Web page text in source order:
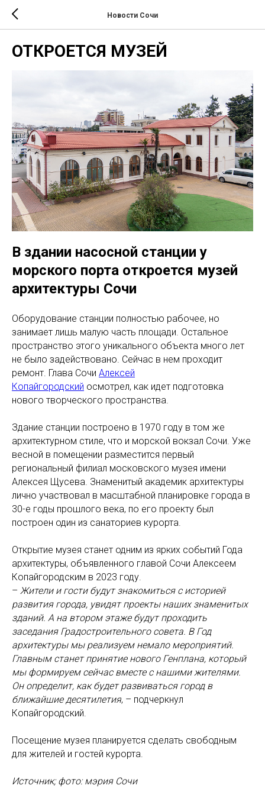
Новости Сочи
ОТКРОЕТСЯ МУЗЕЙ
В здании насосной станции у
морского порта откроется музей
архитектуры Сочи
Оборудование станции полностью рабочее, но
занимает лишь малую часть площади. Остальное
пространство этого уникального объекта много лет
не было задействовано. Сейчас в нем проходит
ремонт. Глава Сочи Алексей
Копайгородский осмотрел, как идет подготовка
нового творческого пространства.
Здание станции построено в 1970 году в том же
архитектурном стиле, что и морской вокзал Сочи. Уже
весной в помещении разместится первый
региональный филиал московского музея имени
Алексея Щусева. Знаменитый академик архитектуры
лично участвовал в масштабной планировке города в
30-е годы прошлого века, по его проекту был
построен один из санаториев курорта.
Открытие музея станет одним из ярких событий Года
архитектуры, объявленного главой Сочи Алексеем
Копайгородским в 2023 году.
– Жители и гости будут знакомиться с историей
развития города, увидят проекты наших знаменитых
зданий. А на втором этаже будут проходить
заседания Градостроительного совета. В Год
архитектуры мы реализуем немало мероприятий.
Главным станет принятие нового Генплана, который
мы формируем сейчас вместе с нашими жителями.
Он определит, как будет развиваться город в
ближайшие десятилетия, – подчеркнул
Копайгородский.
Посещение музея планируется сделать свободным
для жителей и гостей курорта.
Источник; фото: мэрия Сочи